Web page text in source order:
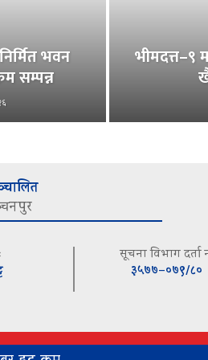
भवन
सम्पन्न
भीमदत्त–९
सूचना विभाग दर्ता
३५७७–०७९/८०